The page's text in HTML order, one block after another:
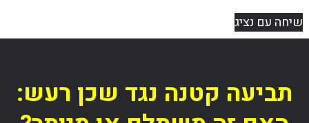
שיחה עם נציג
תביעה קטנה נגד שכן רעש: